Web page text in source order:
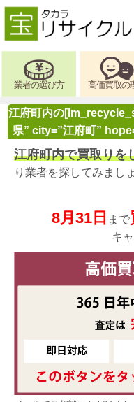
業者の選び方 高価買取の
江府町内の
県” city=”江府町”
江府町内で買取りを
り業者を探してみまし
8月31日 まで
キ